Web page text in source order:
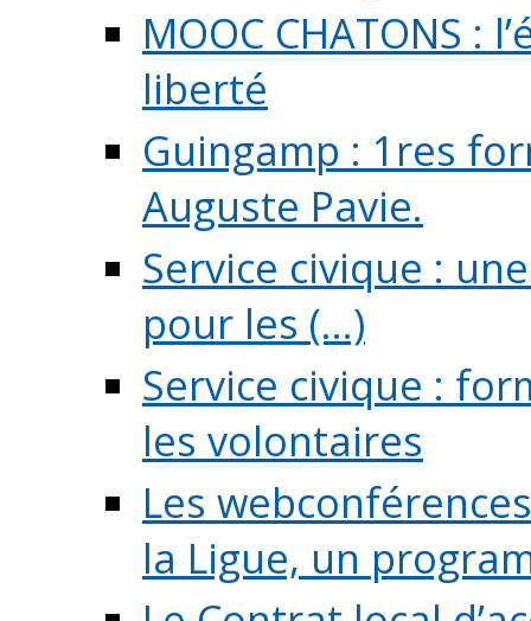
MOOC CHATONS
liberté
Guingamp : 1res
Auguste Pavie.
Service civique :
pour les (...)
Service civique :
les volontaires
Les
la Ligue, un